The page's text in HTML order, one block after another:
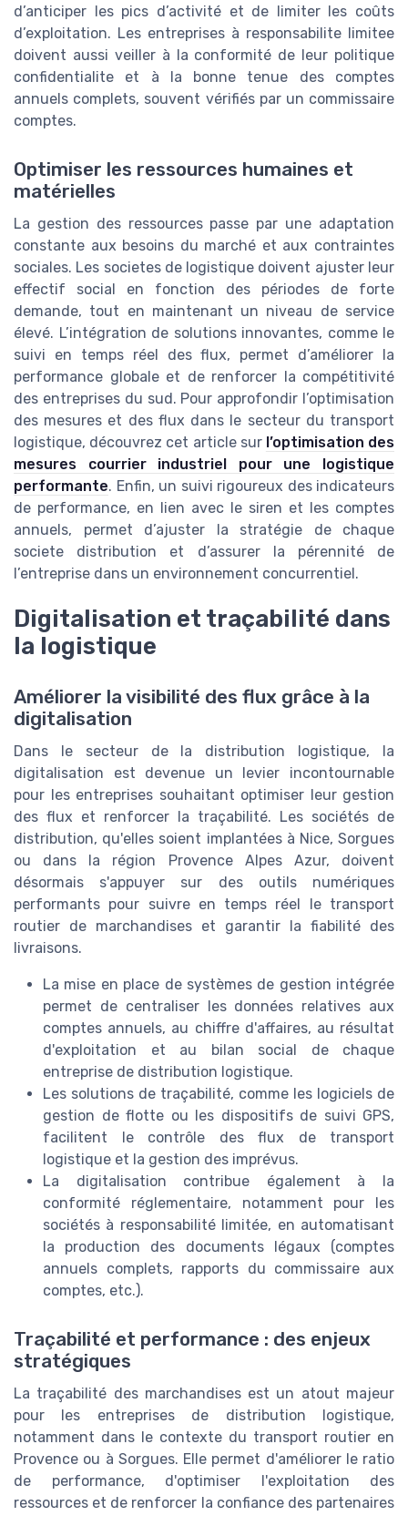
d’anticiper les pics d’activité et de limiter les coûts
d’exploitation. Les entreprises à responsabilite limitee
doivent aussi veiller à la conformité de leur politique
confidentialite et à la bonne tenue des comptes
annuels complets, souvent vérifiés par un commissaire
comptes.
Optimiser les ressources humaines et
matérielles
La gestion des ressources passe par une adaptation
constante aux besoins du marché et aux contraintes
sociales. Les societes de logistique doivent ajuster leur
effectif social en fonction des périodes de forte
demande, tout en maintenant un niveau de service
élevé. L’intégration de solutions innovantes, comme le
suivi en temps réel des flux, permet d’améliorer la
performance globale et de renforcer la compétitivité
des entreprises du sud. Pour approfondir l’optimisation
des mesures et des flux dans le secteur du transport
logistique, découvrez cet article sur l’optimisation des
mesures courrier industriel pour une logistique
performante. Enfin, un suivi rigoureux des indicateurs
de performance, en lien avec le siren et les comptes
annuels, permet d’ajuster la stratégie de chaque
societe distribution et d’assurer la pérennité de
l’entreprise dans un environnement concurrentiel.
Digitalisation et traçabilité dans
la logistique
Améliorer la visibilité des flux grâce à la
digitalisation
Dans le secteur de la distribution logistique, la
digitalisation est devenue un levier incontournable
pour les entreprises souhaitant optimiser leur gestion
des flux et renforcer la traçabilité. Les sociétés de
distribution, qu'elles soient implantées à Nice, Sorgues
ou dans la région Provence Alpes Azur, doivent
désormais s'appuyer sur des outils numériques
performants pour suivre en temps réel le transport
routier de marchandises et garantir la fiabilité des
livraisons.
La mise en place de systèmes de gestion intégrée
permet de centraliser les données relatives aux
comptes annuels, au chiffre d'affaires, au résultat
d'exploitation et au bilan social de chaque
entreprise de distribution logistique.
Les solutions de traçabilité, comme les logiciels de
gestion de flotte ou les dispositifs de suivi GPS,
facilitent le contrôle des flux de transport
logistique et la gestion des imprévus.
La digitalisation contribue également à la
conformité réglementaire, notamment pour les
sociétés à responsabilité limitée, en automatisant
la production des documents légaux (comptes
annuels complets, rapports du commissaire aux
comptes, etc.).
Traçabilité et performance : des enjeux
stratégiques
La traçabilité des marchandises est un atout majeur
pour les entreprises de distribution logistique,
notamment dans le contexte du transport routier en
Provence ou à Sorgues. Elle permet d'améliorer le ratio
de performance, d'optimiser l'exploitation des
ressources et de renforcer la confiance des partenaires